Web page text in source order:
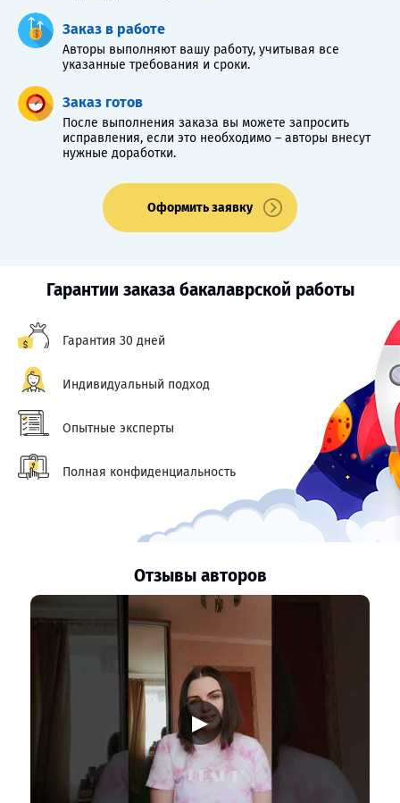
Заказ в работе
Авторы выполняют вашу работу, учитывая все
указанные требования и сроки.
Заказ готов
После выполнения заказа вы можете запросить
исправления, если это необходимо – авторы внесут
нужные доработки.
Оформить заявку
Гарантии заказа бакалаврской работы
Гарантия 30 дней
Индивидуальный подход
Опытные эксперты
Полная конфиденциальность
Отзывы авторов
▶